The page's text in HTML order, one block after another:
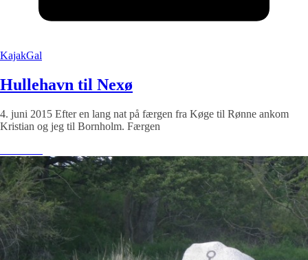
KajakGal
Hullehavn til Nexø
4. juni 2015 Efter en lang nat på færgen fra Køge til Rønne ankom
Kristian og jeg til Bornholm. Færgen